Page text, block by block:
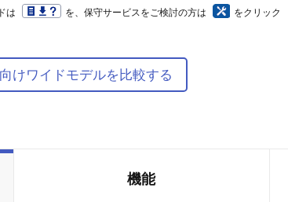
は
を、保守サービスをご検討の方は
をクリック
けワイドモデルを比較する
機能